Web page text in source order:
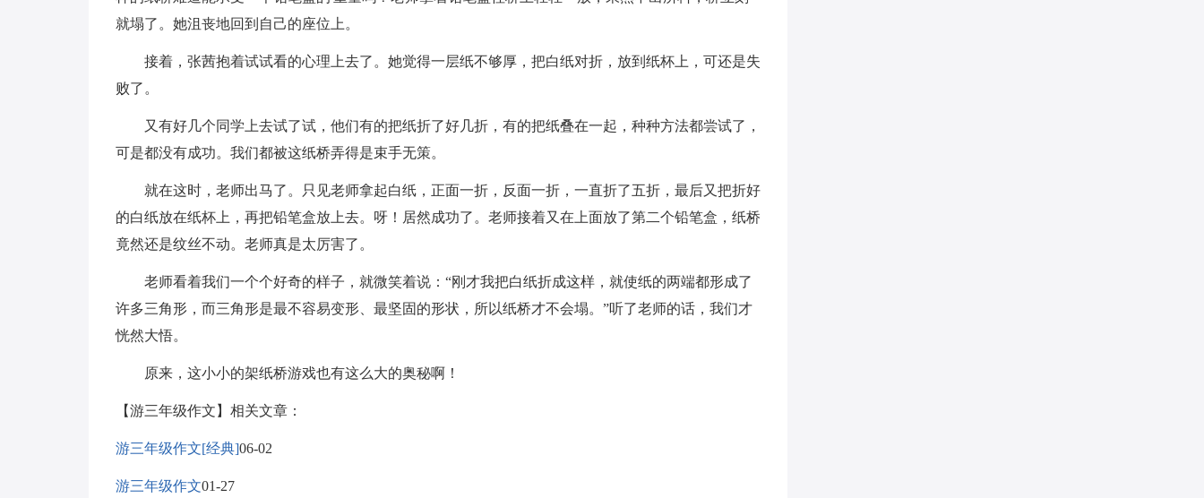
就塌了。她沮丧地回到自己的座位上。
接着，张茜抱着试试看的心理上去了。她觉得一层纸不够厚，把白纸对折，放到纸杯上，可还是失
败了。
又有好几个同学上去试了试，他们有的把纸折了好几折，有的把纸叠在一起，种种方法都尝试了，
可是都没有成功。我们都被这纸桥弄得是束手无策。
就在这时，老师出马了。只见老师拿起白纸，正面一折，反面一折，一直折了五折，最后又把折好
的白纸放在纸杯上，再把铅笔盒放上去。呀！居然成功了。老师接着又在上面放了第二个铅笔盒，纸桥
竟然还是纹丝不动。老师真是太厉害了。
老师看着我们一个个好奇的样子，就微笑着说：“刚才我把白纸折成这样，就使纸的两端都形成了
许多三角形，而三角形是最不容易变形、最坚固的形状，所以纸桥才不会塌。”听了老师的话，我们才
恍然大悟。
原来，这小小的架纸桥游戏也有这么大的奥秘啊！
【游三年级作文】相关文章：
游三年级作文[经典]06-02
游三年级作文01-27